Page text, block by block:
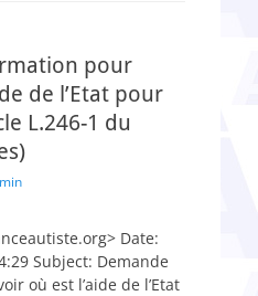
pour
de l’Etat pour
L.246-1 du
Date:
Subject: Demande
où est l’aide de l’Etat